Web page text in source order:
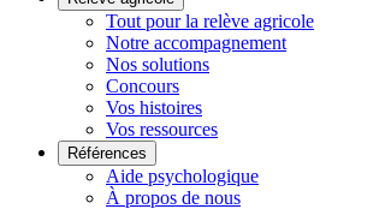
Tout pour la relève agricole
Notre accompagnement
Nos solutions
Concours
Vos histoires
Vos ressources
Références
Aide psychologique
À propos de nous